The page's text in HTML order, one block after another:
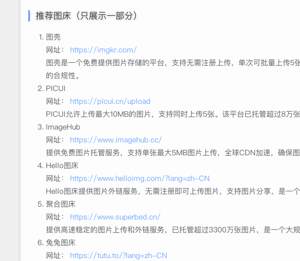
推荐图床（只展示一部分）
图壳
网址： https://imgkr.com/
图壳是一个免费提供图片存储的平台，支持无需注册上传，单次可批量上传
的合规性。
PICUI
网址： https://picui.cn/upload
PICUI允许上传最大10MB的图片，支持同时上传5张。该平台已托管超过8万
ImageHub
网址： https://www.imagehub.cc/
提供免费图片托管服务，支持单张最大5MB图片上传，全球CDN加速，确保图
Hello图床
网址： https://www.helloimg.com/?lang=zh-CN
Hello图床提供图片外链服务，无需注册即可上传图片，支持图片分享，是一
聚合图床
网址： https://www.superbed.cn/
提供高速稳定的图片上传和外链服务，已托管超过3300万张图片，是一个大
兔兔图床
网址： https://tutu.to/?lang=zh-CN